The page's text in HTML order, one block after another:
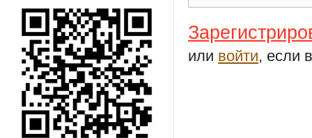
или войти, если